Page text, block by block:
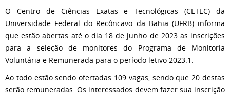
O Centro de Ciências Exatas e Tecnológicas (CETEC) da
Universidade Federal do Recôncavo da Bahia (UFRB) informa
que estão abertas até o dia 18 de junho de 2023 as inscrições
para a seleção de monitores do Programa de Monitoria
Voluntária e Remunerada para o período letivo 2023.1.
Ao todo estão sendo ofertadas 109 vagas, sendo que 20 destas
serão remuneradas. Os interessados devem fazer sua inscrição